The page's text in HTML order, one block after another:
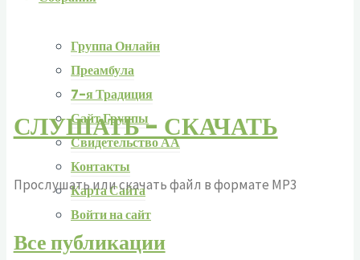
Группа Онлайн
Преамбула
7-я Традиция
Сайт Группы
Свидетельство АА
Контакты
Карта Сайта
Войти на сайт
СЛУШАТЬ - СКАЧАТЬ
Прослушать или скачать файл в формате MP3
Все публикации